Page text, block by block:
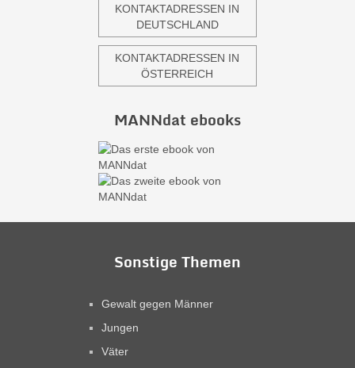
KONTAKTADRESSEN IN
DEUTSCHLAND
KONTAKTADRESSEN IN
ÖSTERREICH
MANNdat ebooks
Sonstige Themen
Gewalt gegen Männer
Jungen
Väter